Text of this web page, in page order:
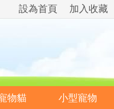
加入收藏
設為首頁
物貓 小型寵物